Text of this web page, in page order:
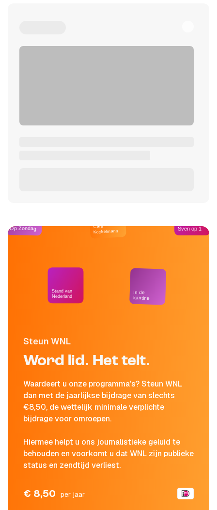
Steun WNL
Word lid. Het telt.
Waardeert u onze programma's? Steun WNL
dan met de jaarlijkse bijdrage van slechts
€8,50, de wettelijk minimale verplichte
bijdrage voor omroepen.
Hiermee helpt u ons journalistieke geluid te
behouden en voorkomt u dat WNL zijn publieke
status en zendtijd verliest.
€ 8,50 per jaar
Op Zondag
Stand van
Nederland
Café
Kockelmann
In de
kantine
Sven op 1